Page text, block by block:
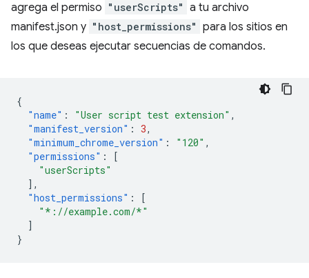
agrega el permiso "userScripts" a tu archivo
manifest.json y "host_permissions" para los sitios en
los que deseas ejecutar secuencias de comandos.
{
"name" : "User script test extension" ,
"manifest_version" : 3,
"minimum_chrome_version" : "120" ,
"permissions" :
[
"userScripts"
],
"host_permissions" :
[
"*://example.com/*"
]
}